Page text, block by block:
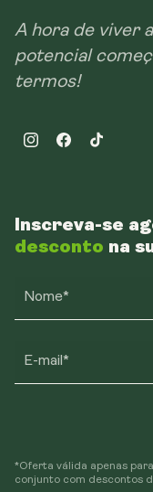
A hora de viver
potencial
termos!
InstagramFacebookTikTok
Inscreva-se
desconto na
Nome*
E-mail*
*Oferta válida apenas
conjunto com descontos